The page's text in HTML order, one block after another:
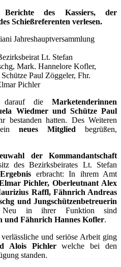
Berichte des Kassiers, der
Schießreferenten verlesen.
Lt. Stefan
Mark. Hannelore Kofler,
Paul Zöggeler, Fhr.
Pichler
darauf dieMarketenderinnen
Wiedmer und Schütze Paul
bestanden hatten. Des Weiteren
einneues Mitglied begrüßen,
der Kommandantschaft
des Bezirksbeirates Lt. Stefan
erbracht: In ihrem Amt
Pichler, Oberleutnant Alex
Raffl, Fähnrich Andreas
und Jungschützenbetreuerin
in ihrer Funktion sind
und Fähnrich Hannes Kofler.
und seriöse Arbeit ging
Alois Pichlerwelche bei den
standen.